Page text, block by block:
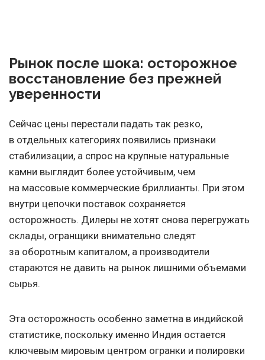
Рынок после шока: осторожное
восстановление без прежней
уверенности
Сейчас цены перестали падать так резко,
в отдельных категориях появились признаки
стабилизации, а спрос на крупные натуральные
камни выглядит более устойчивым, чем
на массовые коммерческие бриллианты. При этом
внутри цепочки поставок сохраняется
осторожность. Дилеры не хотят снова перегружать
склады, огранщики внимательно следят
за оборотным капиталом, а производители
стараются не давить на рынок лишними объемами
сырья.
Эта осторожность особенно заметна в индийской
статистике, поскольку именно Индия остается
ключевым мировым центром огранки и полировки